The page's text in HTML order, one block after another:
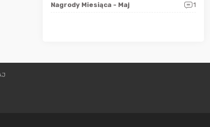
Nagrody Miesiąca - Maj 1